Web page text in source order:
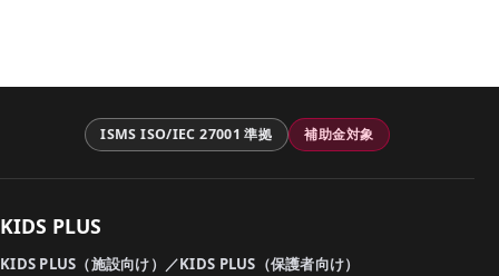
ISMS ISO/IEC 27001 準拠 補助金対象
KIDS PLUS
KIDS PLUS（施設向け）／KIDS PLUS（保護者向け）